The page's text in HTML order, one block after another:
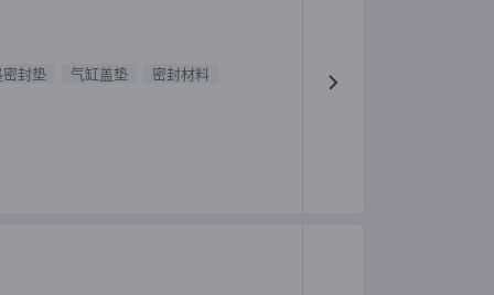
密封垫 气缸盖垫
密封材料